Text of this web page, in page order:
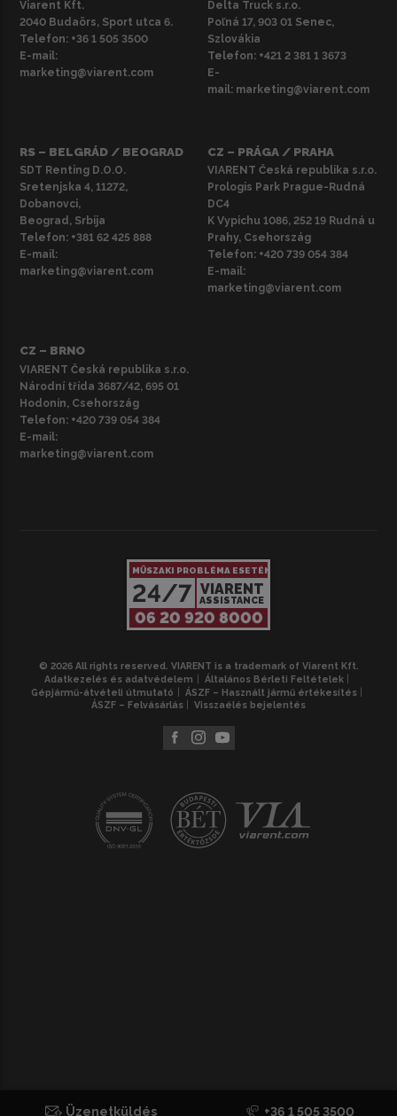
Viarent Kft.
2040 Budaörs, Sport utca 6.
Telefon: +36 1 505 3500
E-mail:
marketing@viarent.com
Delta Truck s.r.o.
Poľná 17, 903 01 Senec,
Szlovákia
Telefon: +421 2 381 1 3673
E-
mail: marketing@viarent.com
RS – BELGRÁD / BEOGRAD
SDT Renting D.O.O.
Sretenjska 4, 11272,
Dobanovci,
Beograd, Srbija
Telefon: +381 62 425 888
E-mail:
marketing@viarent.com
CZ – PRÁGA / PRAHA
VIARENT Česká republika s.r.o.
Prologis Park Prague-Rudná
DC4
K Vypichu 1086, 252 19 Rudná u
Prahy, Csehország
Telefon: +420 739 054 384
E-mail:
marketing@viarent.com
CZ – BRNO
VIARENT Česká republika s.r.o.
Národní třída 3687/42, 695 01
Hodonín, Csehország
Telefon: +420 739 054 384
E-mail:
marketing@viarent.com
MŰSZAKI PROBLÉMA ESETÉN
24/7 VIARENT
ASSISTANCE
06 20 920 8000
© 2026 All rights reserved. VIARENT is a trademark of Viarent Kft.
Adatkezelés és adatvédelem
Általános Bérleti Feltételek
Gépjármű-átvételi útmutató
ÁSZF – Használt jármű értékesítés
ÁSZF – Felvásárlás
Visszaélés bejelentés
Üzenetküldés +36 1 505 3500